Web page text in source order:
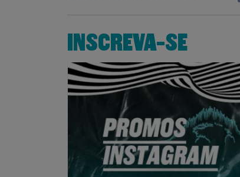
INSCREVA-SE